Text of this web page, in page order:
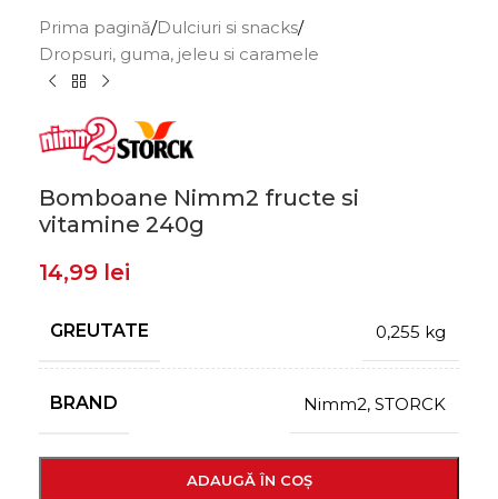
Prima pagină/Dulciuri si snacks/
Dropsuri, guma, jeleu si caramele
Bomboane Nimm2 fructe si
vitamine 240g
14,99 lei
GREUTATE 0,255 kg
BRAND Nimm2, STORCK
ADAUGĂ ÎN COȘ